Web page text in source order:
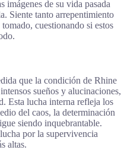
imágenes de su vida pasada
Siente tanto arrepentimiento
cuestionando si estos
que la condición de Rhine
sueños y alucinaciones,
Esta lucha interna refleja los
del caos, la determinación
siendo inquebrantable.
por la supervivencia
altas.